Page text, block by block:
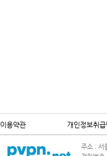
이용약관 개인정보취급
주소 : 서